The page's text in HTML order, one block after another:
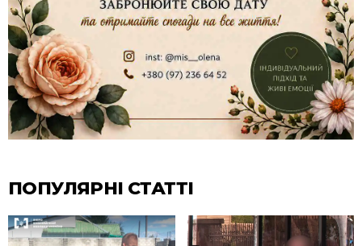
ПОПУЛЯРНІ СТАТТІ